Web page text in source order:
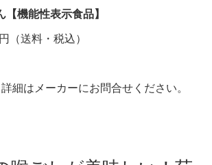
機能性表示食品】
送料・税込）
細はメーカーにお問合せください。